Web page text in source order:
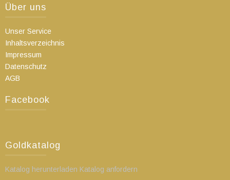
Über uns
Unser Service
Inhaltsverzeichnis
Impressum
Datenschutz
AGB
Facebook
Goldkatalog
Katalog herunterladen Katalog anfordern